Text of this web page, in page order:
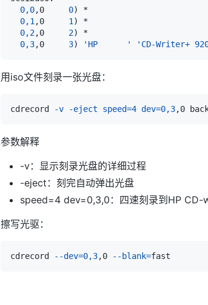
0,0,0 0)
0,1 ,0 1 )
0,2,0 2)
0,3,0 3) 'HP      ' 'CD-Writer+
用iso文件刻录一张光盘：
cdrecord -v -eject speed=4 dev=0,3
参数解释
-v：显示刻录光盘的详细过程
-eject：刻完自动弹出光盘
speed=4 dev=0,3,0：四速刻录到HP CD-
擦写光驱：
cdrecord --dev=0,3,0 --blank=